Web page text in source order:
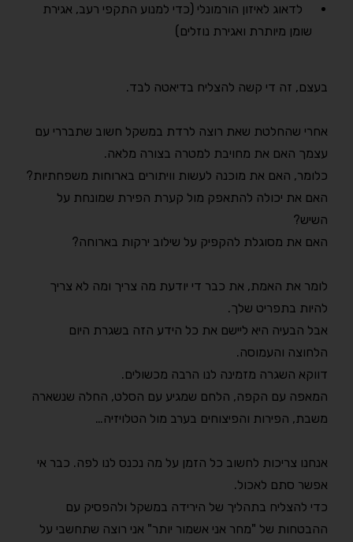
לדאוג לאיזון הורמונלי (כדי למנוע התקפי רעב, אגירת
שומן מיותרת ואגירת נוזלים)
בעצם, זה די קשה להצליח בדיאטה לבד.
אחרי שהחלטת שאת רוצה לרדת במשקל חשוב שתבררי עם
עצמך האם את מחויבת למטרה בצורה מלאה.
כלומר, האם את מוכנה לעשות וויתורים בארוחות משפחתיות?
האם את יכולה להתאפק מול קערת הפירת שמונחת על
השיש?
האם את מסוגלת להקפיק על שילוב ירקות בארוחה?
לומר את האמת, את כבר די יודעת מה צריך ומה לא צריך
להיות בתפריט שלך.
אבל הבעיה היא ליישם את כל הידע הזה בשגרת היום
הלחוצה והעמוסה.
דווקא השגרה מזמינה לנו הרבה מכשולים.
המאפה עם הקפה, הלחם שמגיע עם הסלט, החלה שנשארה
משבת, הפירות והפיצוחים בערב מול הטלויזיה…
אנחנו צריכות לחשוב כל הזמן על מה נכנס לנו לפה. כבר אי
אפשר סתם לאכול.
כדי להצליח בתהליך של הירידה במשקל ולהפסיק עם
ההבטחות של "מחר אני אשמור יותר" אני רוצה שתחשבי על